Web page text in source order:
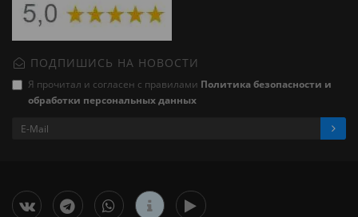
ПОДПИШИСЬ НА НОВОСТИ
Я прочитал и согласен с правилами Политика безопасности и
обработки персональных данных